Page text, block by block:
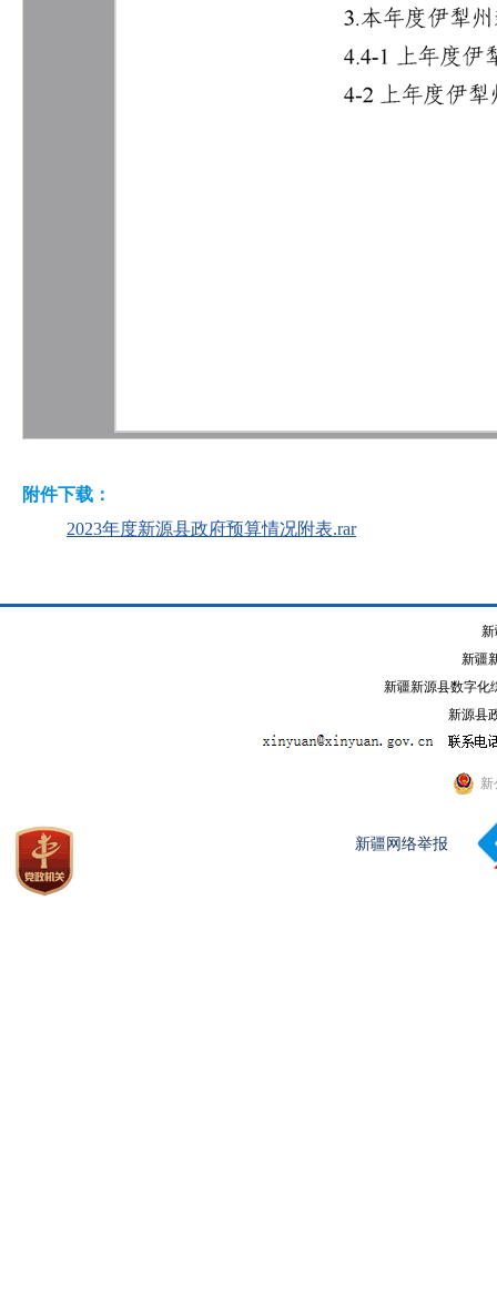
附件下载：
2023年度新源县政府预算情况附表.rar
新疆
新疆新源县数字化
新源县
新
新疆网络举报